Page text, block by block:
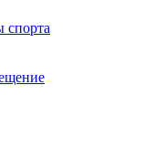
спорта